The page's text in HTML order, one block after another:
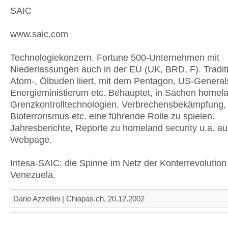
SAIC
www.saic.com
Technologiekonzern. Fortune 500-Unternehmen mit
Niederlassungen auch in der EU (UK, BRD, F).
Atom-, Ölbuden liiert, mit dem Pentagon, US-
Energieministierum etc. Behauptet, in Sachen
Grenzkontrolltechnologien, Verbrechensbekämpfung,
Bioterrorismus etc. eine führende Rolle zu spielen.
Jahresberichte, Reporte zu homeland security u.a.
Webpage.
Intesa-SAIC: die Spinne im Netz der
Venezuela.
Dario Azzellini | Chiapas.ch, 20.12.2002